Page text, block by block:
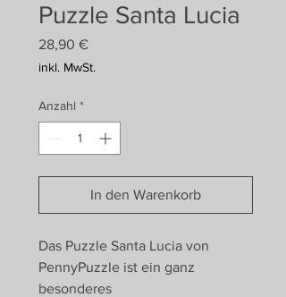
Puzzle Santa Lucia
28,90 €Preis
inkl. MwSt.
Anzahl *
In den Warenkorb
Das Puzzle Santa Lucia von
PennyPuzzle ist ein ganz
besonderes